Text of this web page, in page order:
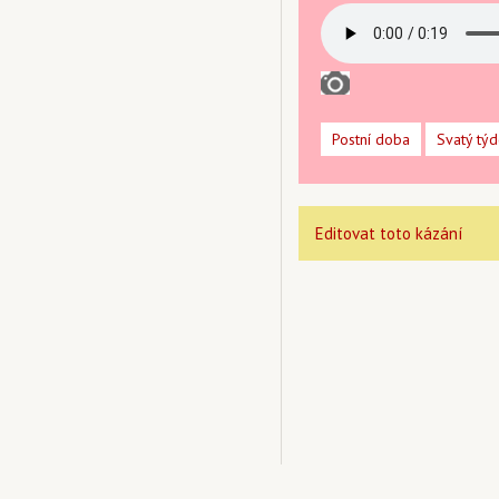
Postní doba Svatý
Editovat toto kázání